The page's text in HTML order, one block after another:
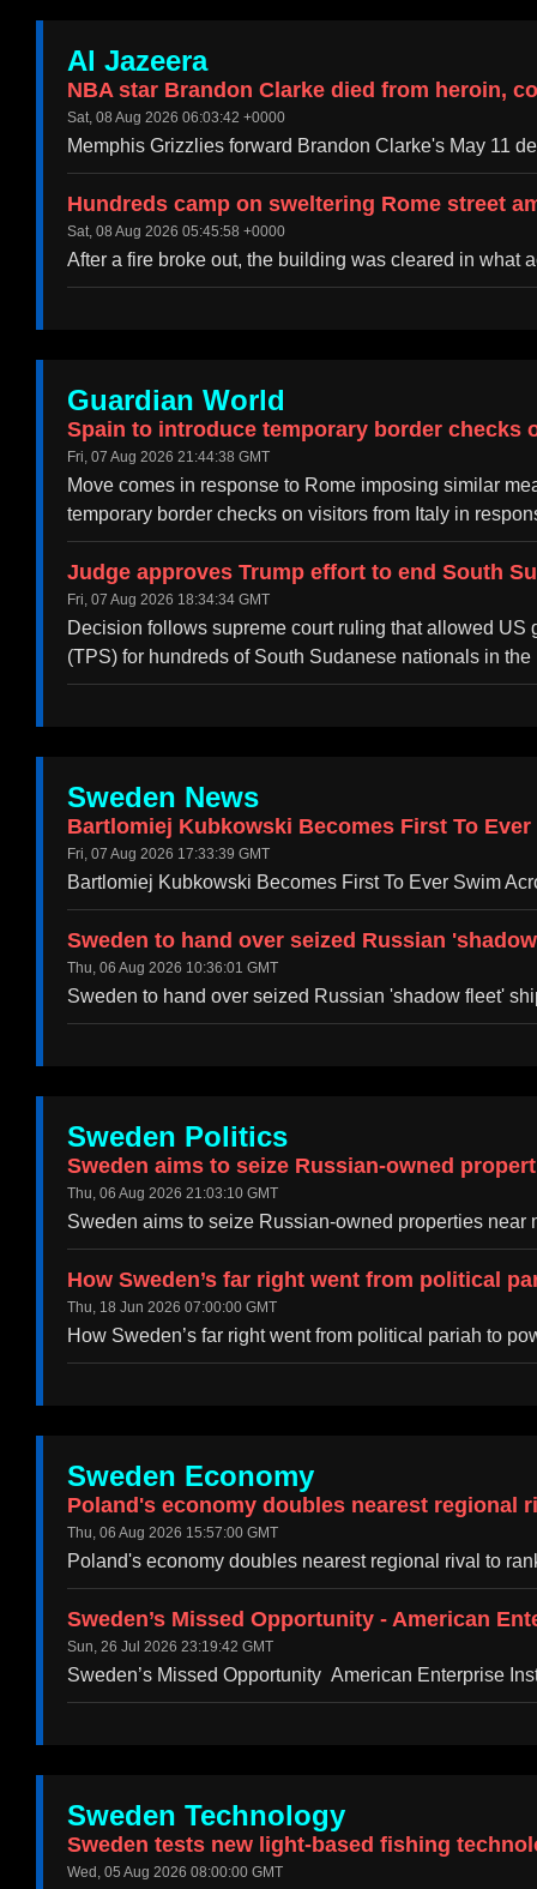
Al Jazeera
NBA star Brandon Clarke died from heroin,
Sat, 08 Aug 2026 06:03:42 +0000
Memphis Grizzlies ⁠forward Brandon Clarke's ⁠May 11
Hundreds camp on sweltering Rome street
Sat, 08 Aug 2026 05:45:58 +0000
After a fire broke out, the building was cleared in what
Guardian World
Spain to introduce temporary border checks
Fri, 07 Aug 2026 21:44:38 GMT
Move comes in response to Rome imposing similar
temporary border checks on visitors from Italy in
Judge approves Trump effort to end South
Fri, 07 Aug 2026 18:34:34 GMT
Decision follows supreme court ruling that allowed US
(TPS) for hundreds of South Sudanese nationals in the
Sweden News
Bartlomiej Kubkowski Becomes First To
Fri, 07 Aug 2026 17:33:39 GMT
Bartlomiej Kubkowski Becomes First To Ever Swim
Sweden to hand over seized Russian
Thu, 06 Aug 2026 10:36:01 GMT
Sweden to hand over seized Russian 'shadow fleet'
Sweden Politics
Sweden aims to seize Russian-owned
Thu, 06 Aug 2026 21:03:10 GMT
Sweden aims to seize Russian-owned properties
How Sweden’s far right went from political
Thu, 18 Jun 2026 07:00:00 GMT
How Sweden’s far right went from political pariah to
Sweden Economy
Poland's economy doubles nearest regional
Thu, 06 Aug 2026 15:57:00 GMT
Poland's economy doubles nearest regional rival to
Sweden’s Missed Opportunity - American
Sun, 26 Jul 2026 23:19:42 GMT
Sweden’s Missed Opportunity American Enterprise
Sweden Technology
Sweden tests new light-based fishing
Wed, 05 Aug 2026 08:00:00 GMT